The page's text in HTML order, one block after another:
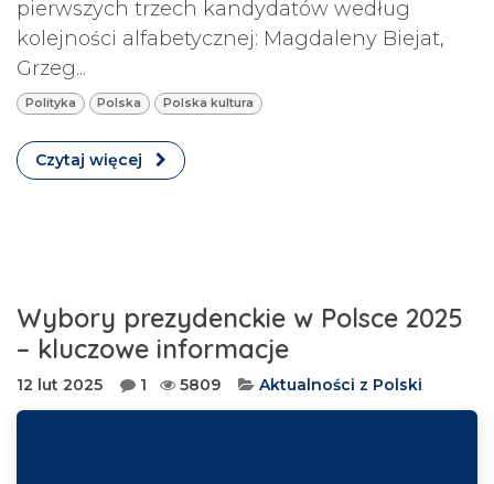
pierwszych trzech kandydatów według
kolejności alfabetycznej: Magdaleny Biejat,
Grzeg...
Polityka Polska Polska kultura
Czytaj więcej
Wybory prezydenckie w Polsce 2025
– kluczowe informacje
12 lut 2025 1 5809 Aktualności z Polski